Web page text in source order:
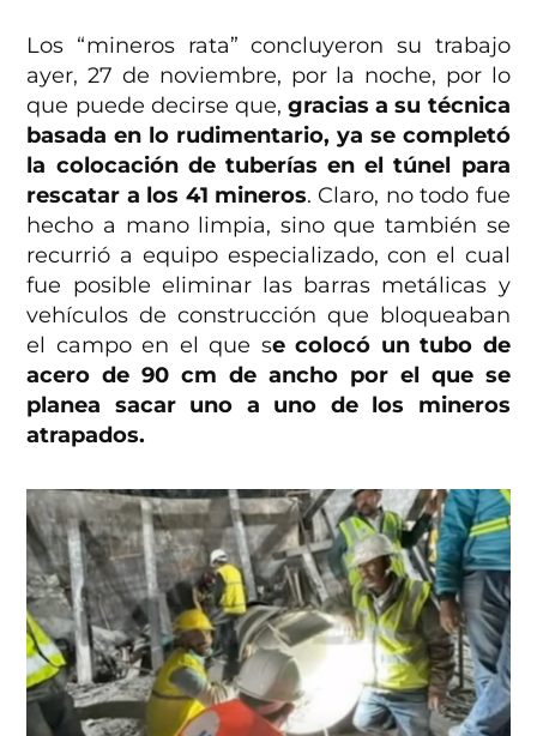
Los “mineros rata” concluyeron su trabajo
ayer, 27 de noviembre, por la noche, por lo
que puede decirse que,gracias a su técnica
basada en lo rudimentario, ya se completó
la colocación de tuberías en el túnel para
rescatar a los 41 mineros. Claro, no todo fue
hecho a mano limpia, sino que también se
recurrió a equipo especializado, con el cual
fue posible eliminar las barras metálicas y
vehículos de construcción que bloqueaban
el campo en el que se colocó un tubo de
acero de 90 cm de ancho por el que se
planea sacar uno a uno de los mineros
atrapados.